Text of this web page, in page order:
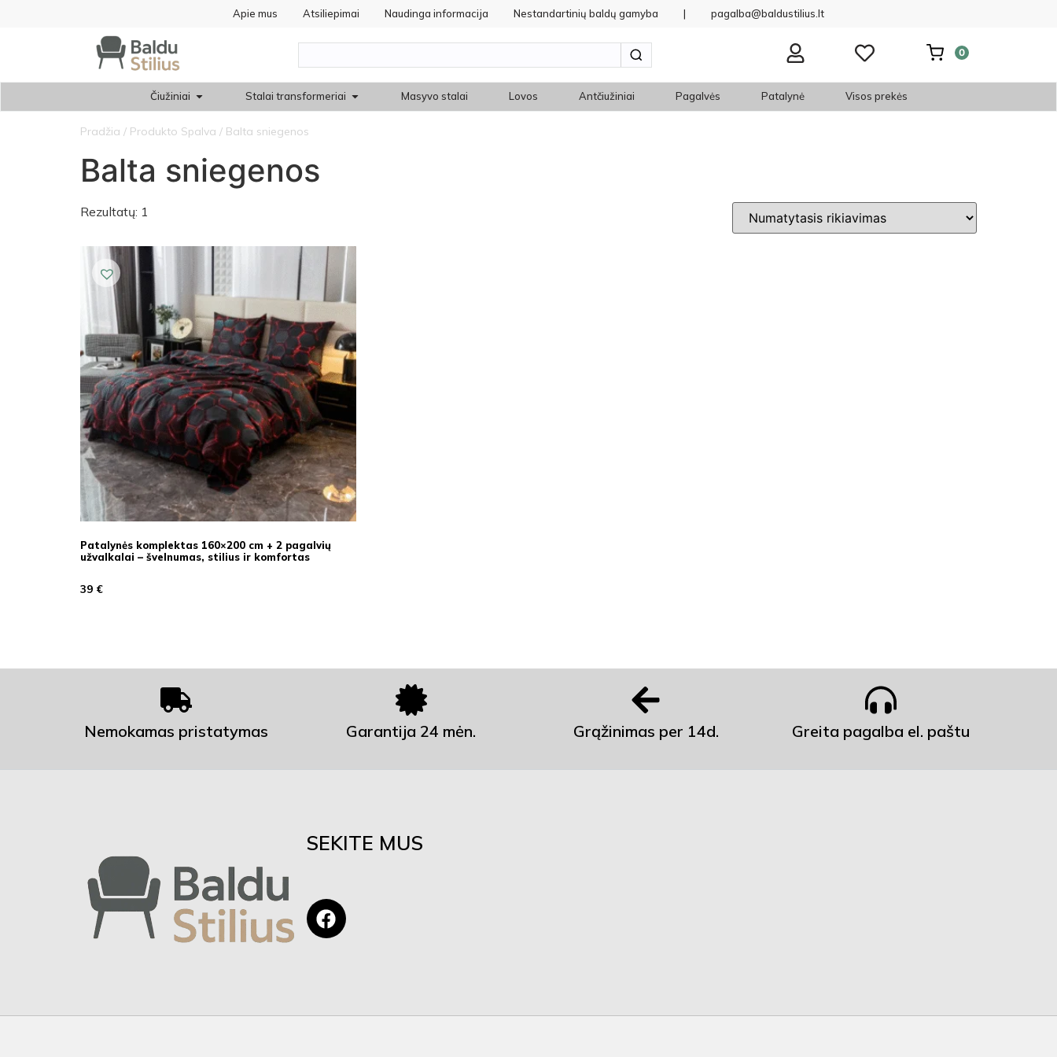
Apie mus Atsiliepimai Naudinga informacija Nestandartinių baldų gamyba | pagalba@baldustilius.lt
0
Čiužiniai Stalai transformeriai Masyvo stalai Lovos Antčiužiniai Pagalvės Patalynė Visos prekės
Pradžia / Produkto Spalva / Balta sniegenos
Balta sniegenos
Rezultatų: 1
Patalynės komplektas 160×200 cm + 2 pagalvių
užvalkalai – švelnumas, stilius ir komfortas
39 €
Nemokamas pristatymas Garantija 24 mėn. Grąžinimas per 14d. Greita pagalba el. paštu
SEKITE MUS